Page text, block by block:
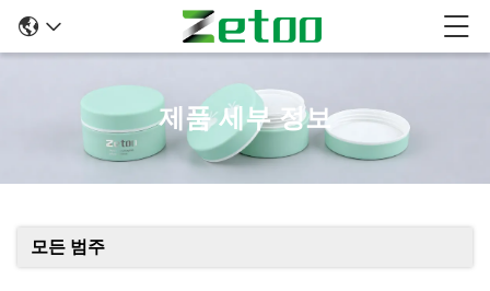
제품 세부 정보
모든 범주